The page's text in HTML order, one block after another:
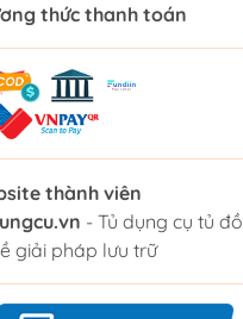
thức thanh toán
thành viên
- Tủ dụng cụ tủ đồ
giải pháp lưu trữ